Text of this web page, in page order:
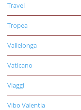
Travel
Tropea
Vallelonga
Vaticano
Viaggi
Vibo Valentia